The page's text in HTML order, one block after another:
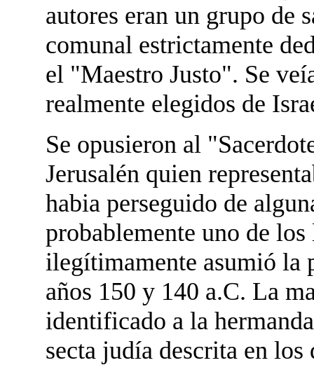
autores eran un grupo de
comunal estrictamente
el "Maestro Justo". Se
realmente elegidos de
Se opusieron al
Jerusalén quien
habia perseguido de
probablemente uno de
ilegítimamente asumió la
años 150 y 140 a.C. La
identificado a la
secta judía descrita en